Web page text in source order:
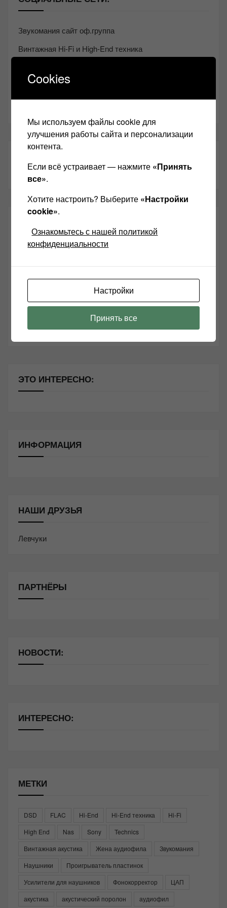
Звукомания сайт оф.группа
Винтажная Hi-Fi и High-End техника
Одноклассники
10 способов оптимизации потоковой музыки
Почему виниловые пластинки звучат так хорошо?
ЭТО ИНТЕРЕСНО:
ИНФОРМАЦИЯ
НАШИ ДРУЗЬЯ
Левчуки
ПАРТНЁРЫ
НОВОСТИ:
ИНТЕРЕСНО:
МЕТКИ
DSD FLAC Hi-End Hi-End техника
Hi-Fi
High End
Nas Sony
Technics
Винтажная акустика
Жена аудиофила
Звукомания
Наушники
Проигрыватель пластинок
Усилители для наушников
Фонокорректор
ЦАП
акустика
акустический поролон
аудиофил
Cookies
Мы используем файлы cookie для
улучшения работы сайта и персонализации
контента.
Если всё устраивает — нажмите «Принять
все».
Хотите настроить? Выберите «Настройки
cookie».
Ознакомьтесь с нашей политикой
конфиденциальности
Настройки
Принять все